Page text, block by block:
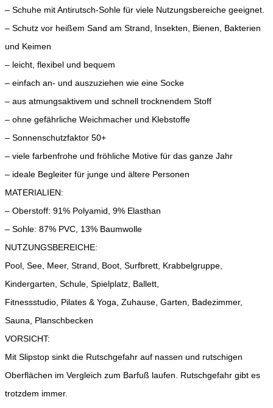
– Schuhe mit Antirutsch-Sohle für viele Nutzungsbereiche geeignet.
– Schutz vor heißem Sand am Strand, Insekten, Bienen, Bakterien
und Keimen
– leicht, flexibel und bequem
– einfach an- und auszuziehen wie eine Socke
– aus atmungsaktivem und schnell trocknendem Stoff
– ohne gefährliche Weichmacher und Klebstoffe
– Sonnenschutzfaktor 50+
– viele farbenfrohe und fröhliche Motive für das ganze Jahr
– ideale Begleiter für junge und ältere Personen
MATERIALIEN:
– Oberstoff: 91% Polyamid, 9% Elasthan
– Sohle: 87% PVC, 13% Baumwolle
NUTZUNGSBEREICHE:
Pool, See, Meer, Strand, Boot, Surfbrett, Krabbelgruppe,
Kindergarten, Schule, Spielplatz, Ballett,
Fitnessstudio, Pilates & Yoga, Zuhause, Garten, Badezimmer,
Sauna, Planschbecken
VORSICHT:
Mit Slipstop sinkt die Rutschgefahr auf nassen und rutschigen
Oberflächen im Vergleich zum Barfuß laufen. Rutschgefahr gibt es
trotzdem immer.